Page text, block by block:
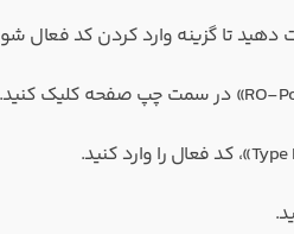
دهید تا گزینه وارد کردن کد فعال